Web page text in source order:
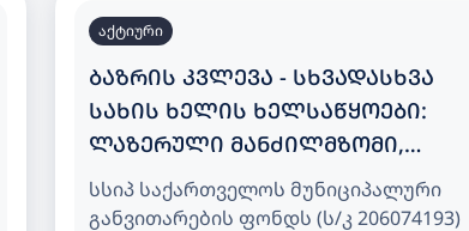
აქტიური
ᲑᲐᲖᲠᲘᲡ ᲙᲕᲚᲔᲕᲐ - ᲡᲮᲕᲐᲓᲐᲡᲮᲕᲐ
ᲡᲐᲮᲘᲡ ᲮᲔᲚᲘᲡ ᲮᲔᲚᲡᲐᲬᲧᲝᲔᲑᲘ:
ᲚᲐᲖᲔᲠᲣᲚᲘ ᲛᲐᲜᲫᲘᲚᲛᲖᲝᲛᲘ,
ᲡᲐᲖᲝᲛᲘ ᲠᲣᲚᲔᲢᲘ, ᲙᲔᲠᲜᲘᲡ
ᲐᲛᲝᲛᲭᲠᲔᲚᲘ, ᲨᲢᲐᲜᲒᲔᲚ ᲤᲐᲠᲒᲐᲚᲘ,
სსიპ საქართველოს მუნიციპალური
განვითარების ფონდს (ს/კ 206074193)